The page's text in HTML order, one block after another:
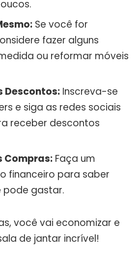
Se você for
fazer alguns
ou reformar móveis
Descontos: Inscreva-se
e siga as redes sociais
receber descontos
Compras: Faça um
financeiro para saber
gastar.
você vai economizar e
de jantar incrível!